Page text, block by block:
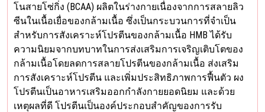
โนสายโซ่กิ่ง (BCAA) ผลิตในร่างกายเนื่องจากการสลายลิว
ซีนในเนื้อเยื่อของกล้ามเนื้อ ซึ่งเป็นกระบวนการที่จำเป็น
สำหรับการสังเคราะห์โปรตีนของกล้ามเนื้อ HMB ได้รับ
ความนิยมจากบทบาทในการส่งเสริมการเจริญเติบโตของ
กล้ามเนื้อโดยลดการสลายโปรตีนของกล้ามเนื้อ ส่งเสริม
การสังเคราะห์โปรตีน และเพิ่มประสิทธิภาพการฟื้นตัว ผง
โปรตีนเป็นอาหารเสริมออกกำลังกายยอดนิยม และด้วย
เหตุผลที่ดี โปรตีนเป็นองค์ประกอบสำคัญของการรับ